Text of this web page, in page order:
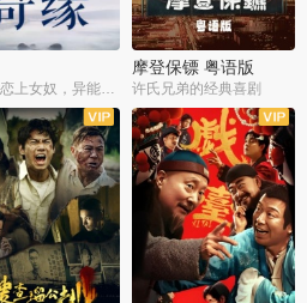
周润发恋上女奴，异能护体战邪派
摩登保镖 粤语版
许氏兄弟的经典喜剧